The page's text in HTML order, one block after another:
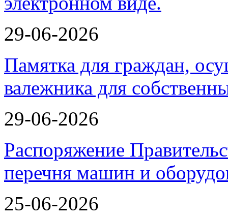
29-06-2026
Памятка для граждан,
валежника для
29-06-2026
Распоряжение
перечня машин и
25-06-2026